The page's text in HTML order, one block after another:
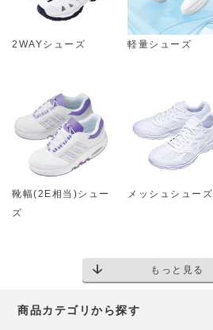
2WAYシューズ 軽量シューズ
靴幅(2E相当)シュー
ズ
メッシュシューズ
もっと見る
商品カテゴリから探す